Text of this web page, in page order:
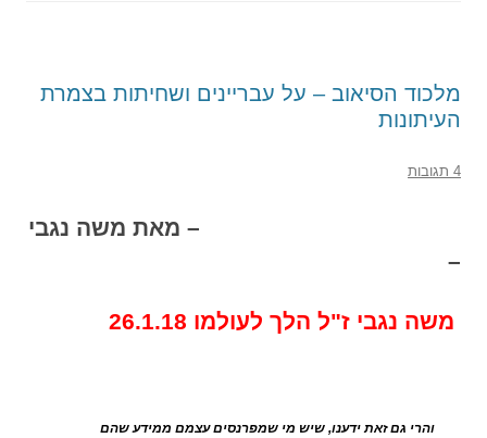
מלכוד הסיאוב – על עבריינים ושחיתות בצמרת
העיתונות
4 תגובות
– מאת משה נגבי
–
משה נגבי ז"ל הלך לעולמו 26.1.18
והרי גם זאת ידענו, שיש מי שמפרנסים עצמם ממידע שהם